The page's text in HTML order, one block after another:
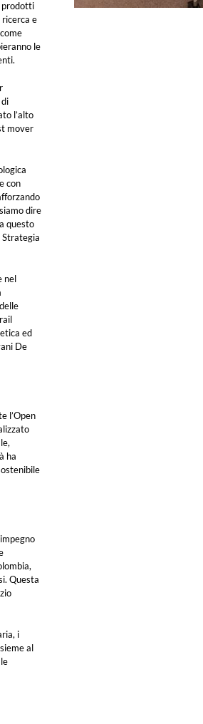
prodotti
e
le
l’alto
mover
con
dire
questo
Strategia
nel
ed
De
l’Open
ha
Questa
i
al